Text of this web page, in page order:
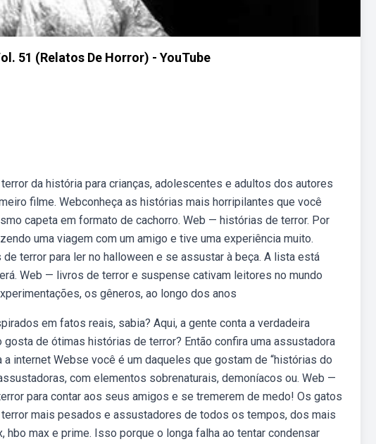
51 (Relatos De Horror) - YouTube
da história para crianças, adolescentes e adultos dos autores
filme. Webconheça as histórias mais horripilantes que você
capeta em formato de cachorro. Web — histórias de terror. Por
uma viagem com um amigo e tive uma experiência muito.
terror para ler no halloween e se assustar à beça. A lista está
Web — livros de terror e suspense cativam leitores no mundo
os gêneros, ao longo dos anos
em fatos reais, sabia? Aqui, a gente conta a verdadeira
de ótimas histórias de terror? Então confira uma assustadora
internet Webse você é um daqueles que gostam de “histórias do
com elementos sobrenaturais, demoníacos ou. Web —
para contar aos seus amigos e se tremerem de medo! Os gatos
mais pesados e assustadores de todos os tempos, dos mais
max e prime. Isso porque o longa falha ao tentar condensar